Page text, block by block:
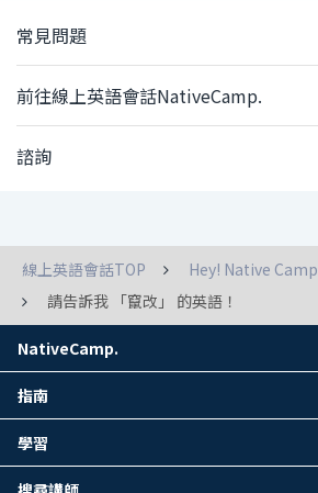
常見問題
前往線上英語會話NativeCamp.
諮詢
線上英語會話TOP
Hey! Native Camp
請告訴我 「竄改」 的英語！
NativeCamp.
指南
學習